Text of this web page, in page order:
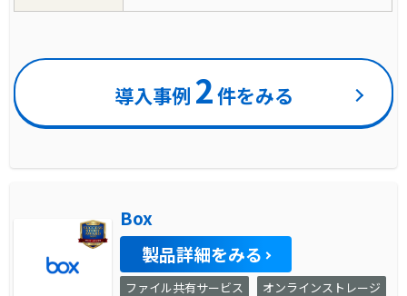
導入事例 2件をみる
Box
製品詳細をみる
ファイル共有サービス
オンラインストレージ